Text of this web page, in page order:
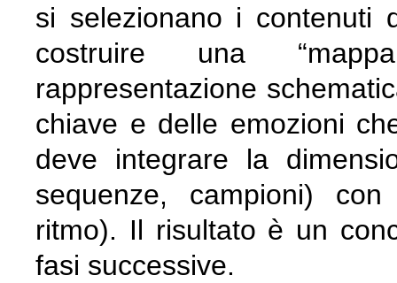
si selezionano i contenuti
costruire una
rappresentazione
chiave e delle emozioni
deve integrare la
sequenze, campioni)
ritmo). Il risultato è un
fasi successive.